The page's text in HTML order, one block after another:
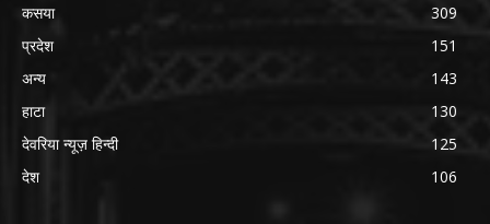
कसया
309
प्रदेश
151
अन्य
143
हाटा
130
देवरिया न्यूज़ हिन्दी
125
देश
106